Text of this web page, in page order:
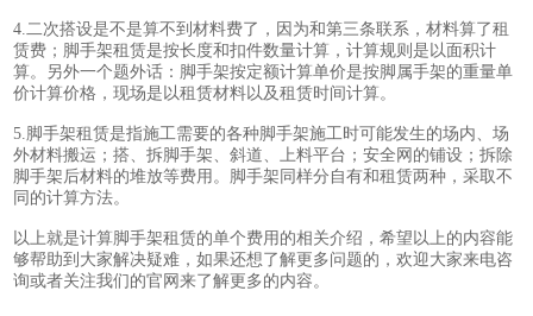
4.二次搭设是不是算不到材料费了，因为和第三条联系，材料算了租
赁费；脚手架租赁是按长度和扣件数量计算，计算规则是以面积计
算。另外一个题外话：脚手架按定额计算单价是按脚属手架的重量单
价计算价格，现场是以租赁材料以及租赁时间计算。
5.脚手架租赁是指施工需要的各种脚手架施工时可能发生的场内、场
外材料搬运；搭、拆脚手架、斜道、上料平台；安全网的铺设；拆除
脚手架后材料的堆放等费用。脚手架同样分自有和租赁两种，采取不
同的计算方法。
以上就是计算脚手架租赁的单个费用的相关介绍，希望以上的内容能
够帮助到大家解决疑难，如果还想了解更多问题的，欢迎大家来电咨
询或者关注我们的官网来了解更多的内容。